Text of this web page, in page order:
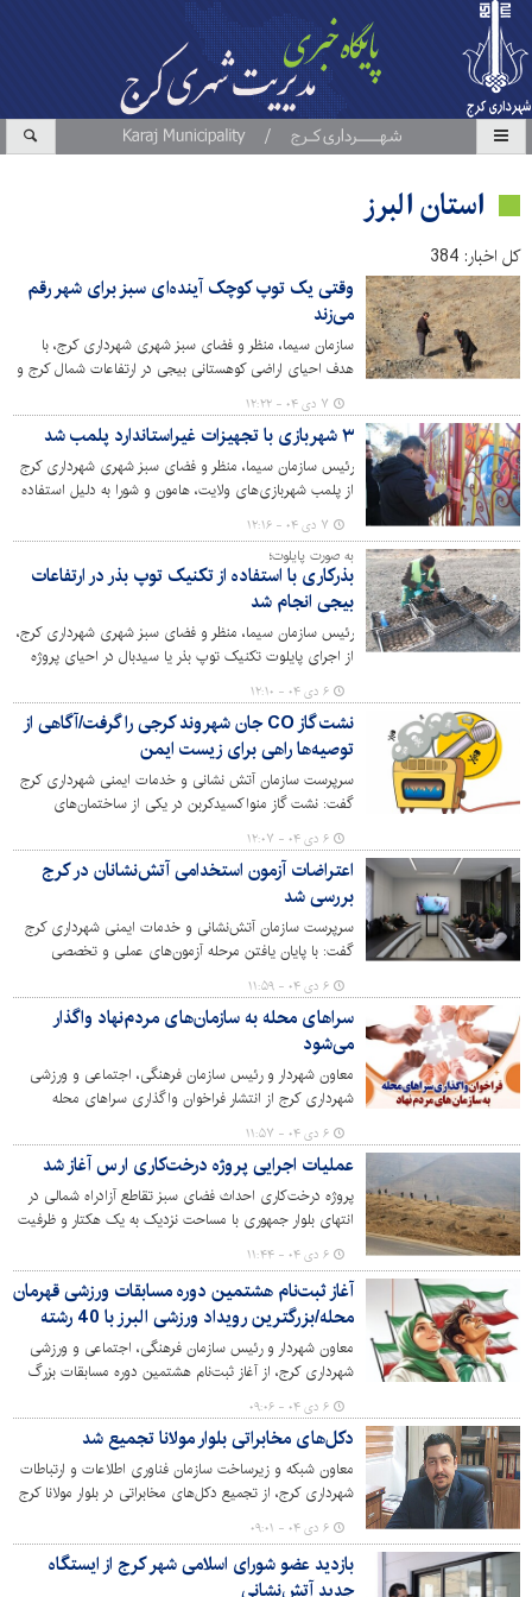
استان البرز
کل اخبار: 384
وقتی یک توپ کوچک آینده‌ای سبز برای شهر رقم
می‌زند
سازمان سیما، منظر و فضای سبز شهری شهرداری کرج، با
هدف احیای اراضی کوهستانی بیجی در ارتفاعات شمال کرج و
بازگرداندن تعادل اکولوژیکی منطقه، طرح پایلوت کپسول بذر یا
(Seed Ball ) را با مشارکت گروهی از فعالان و دوستداران
محیط زیست وهیئت کوهنوردی استان البرز اجرایی کرد.
۷ دی ۰۴ - ۱۲:۲۲
۳ شهربازی با تجهیزات غیراستاندارد پلمب شد
رئیس سازمان سیما، منظر و فضای سبز شهری شهرداری کرج
از پلمب شهربازی‌های ولایت، هامون و شورا به دلیل استفاده
ازتجهیزات غیراستاندارد، خبر داد.
۷ دی ۰۴ - ۱۲:۱۶
به صورت پایلوت؛
بذرکاری با استفاده از تکنیک توپ بذر در ارتفاعات
بیجی انجام شد
رئیس سازمان سیما، منظر و فضای سبز شهری شهرداری کرج،
از اجرای پایلوت تکنیک توپ بذر یا سیدبال در احیای پروژه
جنگل‌کاری بیجی خبر داد.
۶ دی ۰۴ - ۱۲:۱۰
نشت گاز CO جان شهروند کرجی را گرفت/آگاهی از
توصیه‌ها راهی برای زیست ایمن
سرپرست سازمان آتش نشانی و خدمات ایمنی شهرداری کرج
گفت: نشت گاز منواکسیدکربن در یکی از ساختمان‌های
مسکونی شاهین‌ویلا، باعث فوت یک شهروند و مسمومیت
شدید شهروندی دیگر شد.
۶ دی ۰۴ - ۱۲:۰۷
اعتراضات آزمون استخدامی آتش‌نشانان در کرج
بررسی شد
سرپرست سازمان آتش‌نشانی و خدمات ایمنی شهرداری کرج
گفت: با پایان یافتن مرحله آزمون‌های عملی و تخصصی
متقاضیان شغل آتش‌نشانی و اعلام نتایج اولیه، جلسه ویژه
رسیدگی به اعتراضات داوطلبان با حضور نمایندگان ذی‌صلاح
برگزار شد.
۶ دی ۰۴ - ۱۱:۵۹
سراهای محله به سازمان‌های مردم‌نهاد واگذار
می‌شود
معاون شهردار و رئیس سازمان فرهنگی، اجتماعی و ورزشی
شهرداری کرج از انتشار فراخوان واگذاری سراهای محله
اجتماعی با هدف محله محوری و مدیریت فعالیت‌های
اجتماعی در عمق محلات شهری خبر داد.
۶ دی ۰۴ - ۱۱:۵۷
عملیات اجرایی پروژه درخت‌کاری ارس آغاز شد
پروژه درخت‎‌کاری احداث فضای سبز تقاطع آزادراه شمالی در
انتهای بلوار جمهوری با مساحت نزدیک به یک هکتار و ظرفیت
خاکریزی و تسطیح در این پروژه تکمیل شده و با انتخاب
گونه‌های مناسب و سازگار با اقلیم، عملیات کاشت به زودی
اجرایی می شود.
۶ دی ۰۴ - ۱۱:۴۴
آغاز ثبت‌نام هشتمین دوره مسابقات ورزشی قهرمان
محله/بزرگترین رویداد ورزشی البرز با 40 رشته
معاون شهردار و رئیس سازمان فرهنگی، اجتماعی و ورزشی
شهرداری کرج، از آغاز ثبت‌نام هشتمین دوره مسابقات بزرگ
داد.
۶ دی ۰۴ - ۰۹:۰۶
دکل‌های مخابراتی بلوار مولانا تجمیع شد
معاون شبکه و زیرساخت سازمان فناوری اطلاعات و ارتباطات
شهرداری کرج، از تجمیع دکل‌های مخابراتی در بلوار مولانا کرج
و زیباسازی دکل میدان گلستان عظیمیه خبر داد.
۶ دی ۰۴ - ۰۹:۰۱
بازدید عضو شورای اسلامی شهر کرج از ایستگاه
جدید آتش‌نشانی